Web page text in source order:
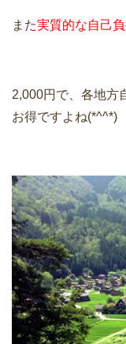
また実質的な自己
2,000円で、各地方
お得ですよね(*^^*)